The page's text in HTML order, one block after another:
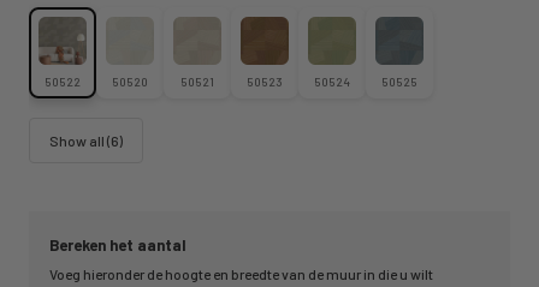
Bereken het aantal
Voeg hieronder de hoogte en breedte van de muur in die u wilt
50522 50520 50521 50523 50524 50525
Show all (6)